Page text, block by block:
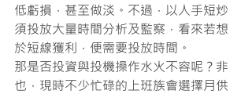
低虧損，甚至做淡。不過，以人手短炒
須投放大量時間分析及監察，看來若想
於短線獲利，便需要投放時間。
那是否投資與投機操作水火不容呢？非
也，現時不少忙碌的上班族會選擇月供